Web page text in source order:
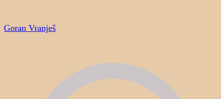
Goran Vranješ